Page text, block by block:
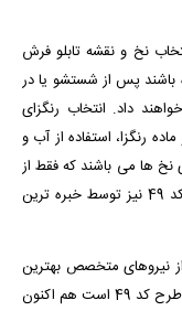
نخ و نقشه تابلو فرش
پس از شستشو یا در
داد. انتخاب رنگزای
رنگزا، استفاده از آب و
ها می باشند که فقط از
عهده یک رنگرز خبره و با تجربه بر می آید. طرح کد 49 نیز توسط خبره ترین
از نیروهای متخصص بهترین
کیفیت را در اختیار شما قرار دهیم. اگر انتخاب شما طرح کد 49 است هم اکنون